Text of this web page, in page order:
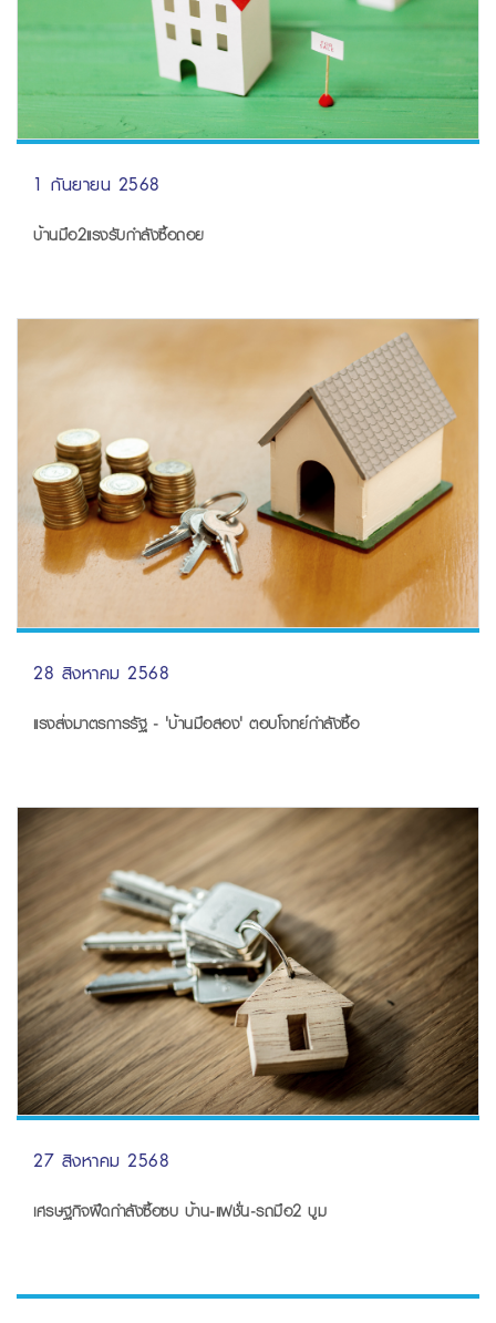
1 กันยายน 2568
บ้านมือ2แรงรับกำลังซื้อถอย
28 สิงหาคม 2568
แรงส่งมาตรการรัฐ - 'บ้านมือสอง' ตอบโจทย์กำลังซื้อ
27 สิงหาคม 2568
เศรษฐกิจฝืดกำลังซื้อซบ บ้าน-แฟชั่น-รถมือ2 บูม